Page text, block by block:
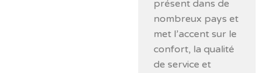
présent dans de
nombreux pays et
met l’accent sur le
confort, la qualité
de service et